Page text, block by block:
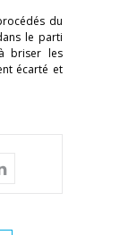
du
le parti
briser les
écarté et